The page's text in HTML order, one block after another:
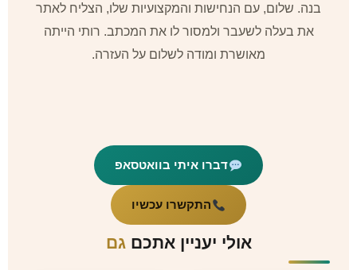
בנה. שלום, עם הנחישות והמקצועיות שלו, הצליח לאתר
את בעלה לשעבר ולמסור לו את המכתב. רותי הייתה
מאושרת ומודה לשלום על העזרה.
דברו איתי בוואטסאפ
התקשרו עכשיו
אולי יעניין אתכםגם